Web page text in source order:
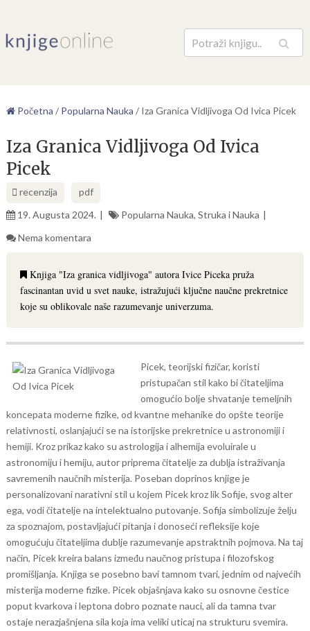
Pretraga
Početna / Popularna Nauka / Iza Granica Vidljivoga Od Ivica Picek
Iza Granica Vidljivoga Od Ivica
Picek
recenzija
pdf
19. Augusta 2024.
Popularna Nauka, Struka i Nauka
Nema komentara
Knjiga "Iza granica vidljivoga" autora Ivice Piceka pruža
fascinantan uvid u svet nauke, istražujući ključne naučne prekretnice
koje su oblikovale naše razumevanje univerzuma.
Picek, teorijski fizičar, koristi
pristupačan stil kako bi čitateljima
omogućio bolje shvatanje temeljnih
koncepata moderne fizike, od kvantne mehanike do opšte teorije
relativnosti, oslanjajući se na istorijske prekretnice u astronomiji i
hemiji. Kroz prikaz kako su astrologija i alhemija evoluirale u
astronomiju i hemiju, autor priprema čitatelje za dublja istraživanja
savremenih naučnih misterija. Poseban doprinos knjige je
personalizovani narativni stil u kojem Picek kroz lik Sofije, svog alter
ega, vodi čitatelje na intelektualno putovanje. Sofija simbolizuje želju
za spoznajom, postavljajući pitanja i donoseći refleksije koje
omogućuju čitateljima dublje razumevanje apstraktnih pojmova. Na taj
način, Picek kreira balans između naučnog pristupa i filozofskog
promišljanja. Knjiga se posebno bavi tamnom tvari, jednim od najvećih
misterija moderne fizike. Picek objašnjava kako su osnovne čestice
poput kvarkova i leptona dobro poznate nauci, ali da tamna tvar
ostaje nerazjašnjena sila koja ima veliki uticaj na strukturu svemira.